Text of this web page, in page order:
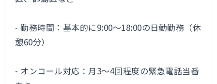
- 勤務時間：基本的に9:00～18:00の日勤勤務（休
憩60分）
- オンコール対応：月3～4回程度の緊急電話当番